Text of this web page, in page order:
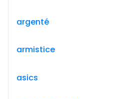
argenté
armistice
asics